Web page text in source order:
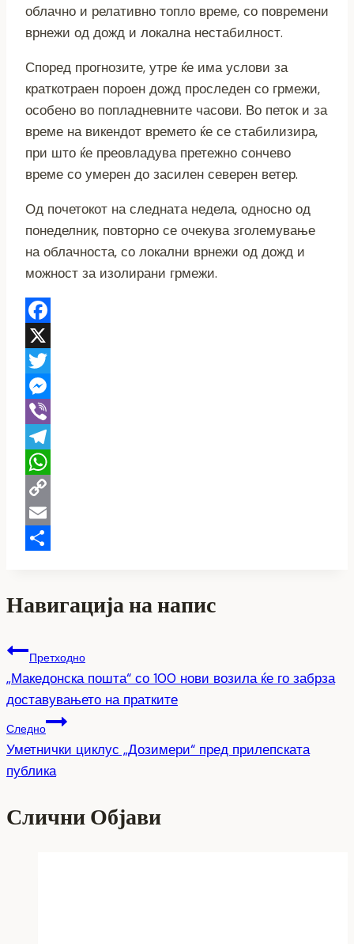
облачно и релативно топло време, со повремени
врнежи од дожд и локална нестабилност.
Според прогнозите, утре ќе има услови за
краткотраен пороен дожд проследен со грмежи,
особено во попладневните часови. Во петок и за
време на викендот времето ќе се стабилизира,
при што ќе преовладува претежно сончево
време со умерен до засилен северен ветер.
Од почетокот на следната недела, односно од
понеделник, повторно се очекува зголемување
на облачноста, со локални врнежи од дожд и
можност за изолирани грмежи.
Facebook
X
Twitter
Messenger
Viber
Telegram
WhatsApp
Copy
Link
Email
Навигација на напис
Претходно
„Македонска пошта“ со 100 нови возила ќе го забрза
доставувањето на пратките
Следно
Уметнички циклус „Дозимери“ пред прилепската
публика
Слични Објави